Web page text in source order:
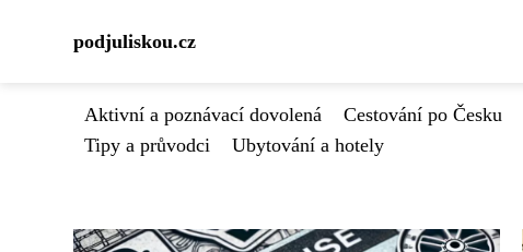
podjuliskou.cz
Aktivní a poznávací dovolená Cestování po Česku
Tipy a průvodci
Ubytování a hotely